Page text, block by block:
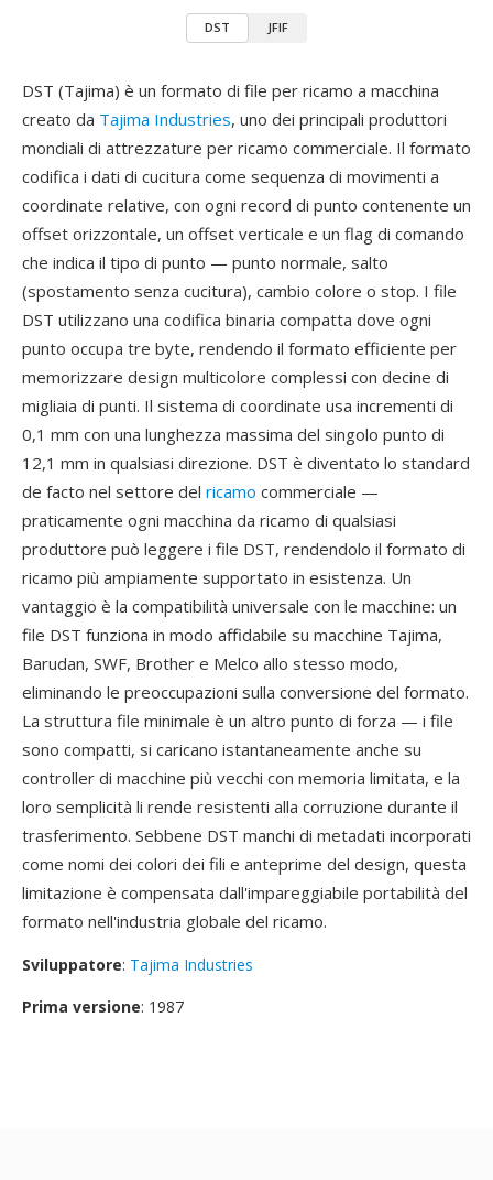
DST JFIF
DST (Tajima) è un formato di file per ricamo a macchina
creato da Tajima Industries, uno dei principali produttori
mondiali di attrezzature per ricamo commerciale. Il formato
codifica i dati di cucitura come sequenza di movimenti a
coordinate relative, con ogni record di punto contenente un
offset orizzontale, un offset verticale e un flag di comando
che indica il tipo di punto — punto normale, salto
(spostamento senza cucitura), cambio colore o stop. I file
DST utilizzano una codifica binaria compatta dove ogni
punto occupa tre byte, rendendo il formato efficiente per
memorizzare design multicolore complessi con decine di
migliaia di punti. Il sistema di coordinate usa incrementi di
0,1 mm con una lunghezza massima del singolo punto di
12,1 mm in qualsiasi direzione. DST è diventato lo standard
de facto nel settore del ricamo commerciale —
praticamente ogni macchina da ricamo di qualsiasi
produttore può leggere i file DST, rendendolo il formato di
ricamo più ampiamente supportato in esistenza. Un
vantaggio è la compatibilità universale con le macchine: un
file DST funziona in modo affidabile su macchine Tajima,
Barudan, SWF, Brother e Melco allo stesso modo,
eliminando le preoccupazioni sulla conversione del formato.
La struttura file minimale è un altro punto di forza — i file
sono compatti, si caricano istantaneamente anche su
controller di macchine più vecchi con memoria limitata, e la
loro semplicità li rende resistenti alla corruzione durante il
trasferimento. Sebbene DST manchi di metadati incorporati
come nomi dei colori dei fili e anteprime del design, questa
limitazione è compensata dall'impareggiabile portabilità del
formato nell'industria globale del ricamo.
Sviluppatore: Tajima Industries
Prima versione: 1987